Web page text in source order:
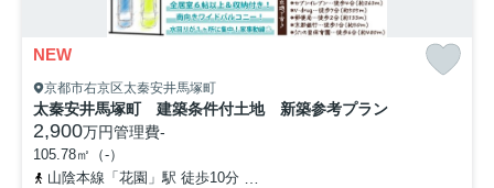
NEW
京都市右京区太秦安井馬塚町
太秦安井馬塚町 建築条件付土地 新築参考プラン
2,900万円管理費-
105.78㎡（-）
山陰本線「花園」駅 徒歩10分